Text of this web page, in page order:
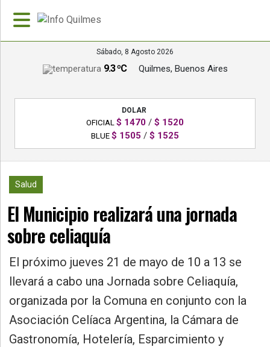
»
Policiales
»
Provincia
Salud
Sábado, 8 Agosto 2026
9.3 ºC Quilmes, Buenos Aires
DOLAR
OFICIAL $ 1470 / $ 1520
BLUE $ 1505 / $ 1525
Salud
El Municipio realizará una jornada
sobre celiaquía
El próximo jueves 21 de mayo de 10 a 13 se
llevará a cabo una Jornada sobre Celiaquía,
organizada por la Comuna en conjunto con la
Asociación Celíaca Argentina, la Cámara de
Gastronomía, Hotelería, Esparcimiento y